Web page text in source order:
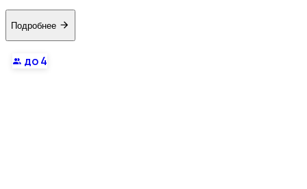
Подробнее
до 4